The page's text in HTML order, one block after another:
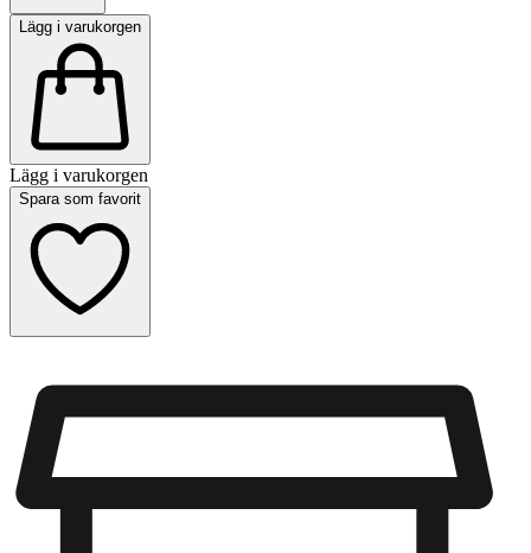
Lägg i varukorgen
Lägg i varukorgen
Spara som favorit